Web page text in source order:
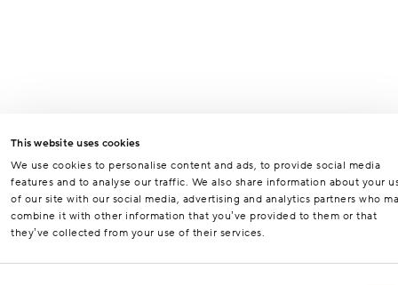
This website uses cookies
We use cookies to personalise content and ads, to provide social media
features and to analyse our traffic. We also share information about your
of our site with our social media, advertising and analytics partners who
combine it with other information that you’ve provided to them or that
they’ve collected from your use of their services.